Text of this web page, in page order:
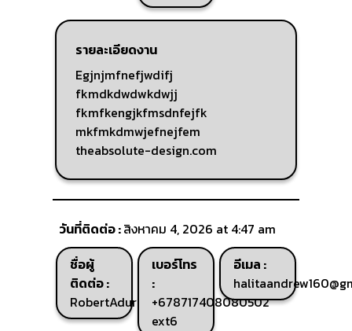
รายละเอียดงาน
Egjnjmfnefjwdifj
fkmdkdwdwkdwjj
fkmfkengjkfmsdnfejfk
mkfmkdmwjefnejfem
theabsolute-design.com
วันที่ติดต่อ :สิงหาคม 4, 2026 at 4:47 am
ชื่อผู้
ติดต่อ :
RobertAdurf
เบอร์โทร
:
+678717408080502
ext6
อีเมล :